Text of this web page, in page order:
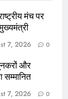
मंच पर
7, 2026 0
और
सम्मानित
7, 2026 0